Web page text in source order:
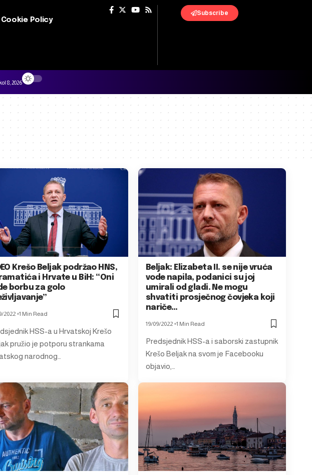
Cookie Policy
Subscribe
8, 2026
Krešo Beljak podržao HNS,
i Hrvate u BiH: “Oni
borbu za golo
2022 1 Min Read
HSS-a u Hrvatskoj Krešo
pružio je potporu strankama
narodnog…
Beljak: Elizabeta II. se nije vruća
vode napila, podanici su joj
umirali od gladi. Ne mogu
shvatiti prosječnog čovjeka koji
nariče…
19/09/2022 1 Min Read
Predsjednik HSS-a i saborski zastupnik
Krešo Beljak na svom je Facebooku
objavio,…